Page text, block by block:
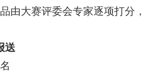
由大赛评委会专家逐项打分
送